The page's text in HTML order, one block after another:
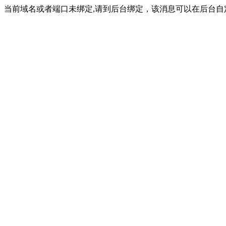
当前域名或者端口未绑定,请到后台绑定，该消息可以在后台自